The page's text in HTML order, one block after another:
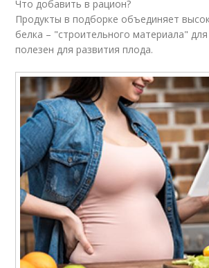
Что добавить в рацион?
Продукты в подборке объединяет
белка – "строительного материала"
полезен для развития плода.